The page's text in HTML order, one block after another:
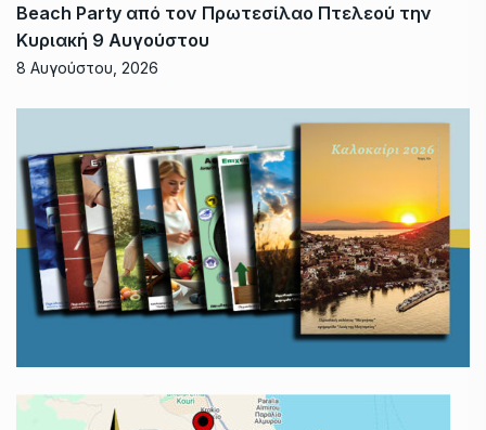
Beach Party από τον Πρωτεσίλαο Πτελεού την
Κυριακή 9 Αυγούστου
8 Αυγούστου, 2026